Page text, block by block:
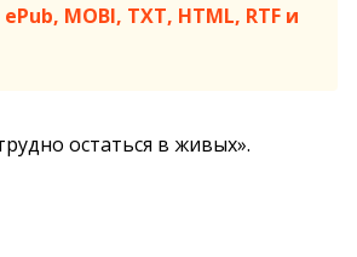
MOBI, TXT, HTML, RTF и
остаться в живых».